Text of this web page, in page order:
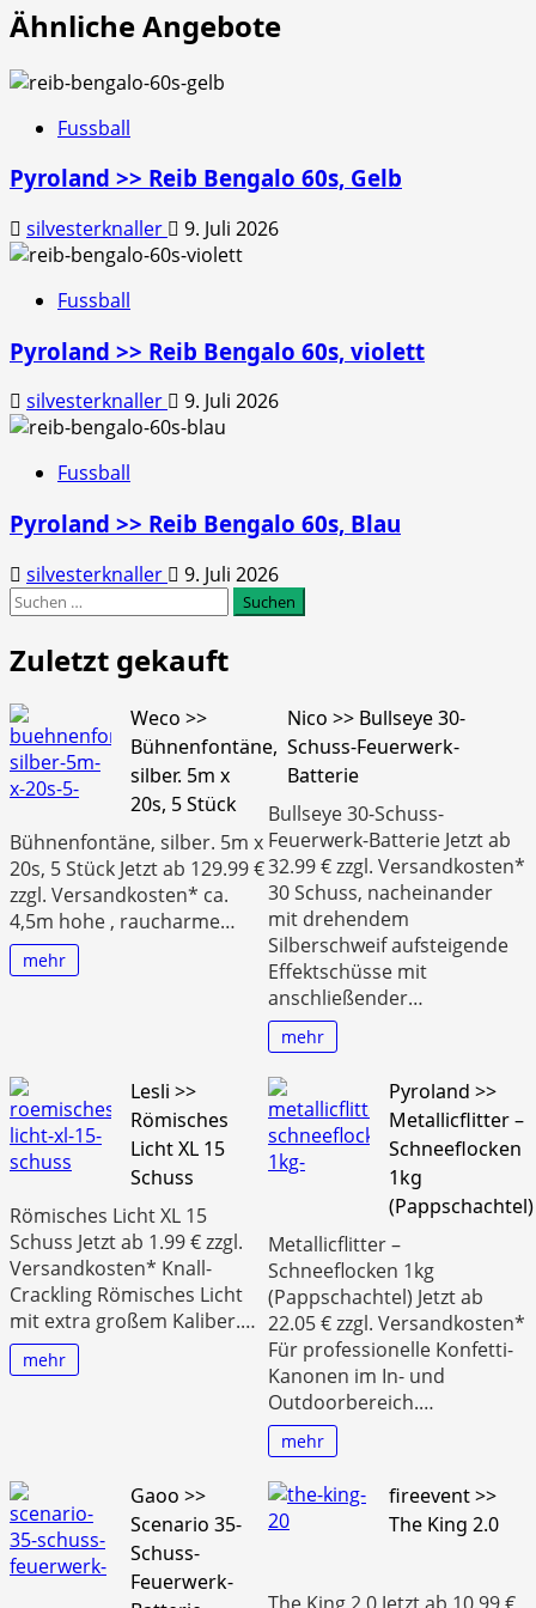
Ähnliche Angebote
Fussball
Pyroland >> Reib Bengalo 60s, Gelb
silvesterknaller 9. Juli 2026
Fussball
Pyroland >> Reib Bengalo 60s, violett
silvesterknaller 9. Juli 2026
Fussball
Pyroland >> Reib Bengalo 60s, Blau
silvesterknaller
9. Juli 2026
Suchen
Zuletzt gekauft
Weco >>
Bühnenfontäne,
silber. 5m x
20s, 5 Stück
Bühnenfontäne, silber. 5m x
20s, 5 Stück Jetzt ab 129.99 €
zzgl. Versandkosten* ca.
4,5m hohe , raucharme…
mehr
Nico >> Bullseye 30-
Schuss-Feuerwerk-
Batterie
Bullseye 30-Schuss-
Feuerwerk-Batterie Jetzt ab
32.99 € zzgl. Versandkosten*
30 Schuss, nacheinander
mit drehendem
Silberschweif aufsteigende
Effektschüsse mit
anschließender…
mehr
Lesli >>
Römisches
Licht XL 15
Schuss
Römisches Licht XL 15
Schuss Jetzt ab 1.99 € zzgl.
Versandkosten* Knall-
Crackling Römisches Licht
mit extra großem Kaliber.…
mehr
Pyroland >>
Metallicflitter –
Schneeflocken
1kg
(Pappschachtel)
Metallicflitter –
Schneeflocken 1kg
(Pappschachtel) Jetzt ab
22.05 € zzgl. Versandkosten*
Für professionelle Konfetti-
Kanonen im In- und
Outdoorbereich.…
mehr
Gaoo >>
Scenario 35-
Schuss-
Feuerwerk-
fireevent >>
The King 2.0